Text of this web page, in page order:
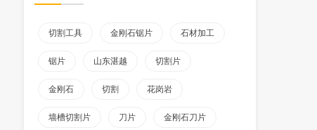
切割工具 金刚石锯片 石材加工
锯片 山东湛越 切割片
金刚石 切割 花岗岩
墙槽切割片 刀片 金刚石刀片